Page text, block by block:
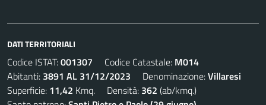
DATI TERRITORIALI
Codice ISTAT:001307 Codice Catastale: M014
Abitanti: 3891 AL 31/12/2023 Denominazione:Villaresi
Superficie: 11,42 Kmq. Densità: 362 (ab/kmq.)